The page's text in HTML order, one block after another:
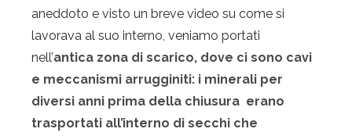
aneddoto e visto un breve video su come si
lavorava al suo interno, veniamo portati
nell’antica zona di scarico, dove ci sono cavi
e meccanismi arrugginiti: i minerali per
diversi anni prima della chiusura erano
trasportati all’interno di secchi che